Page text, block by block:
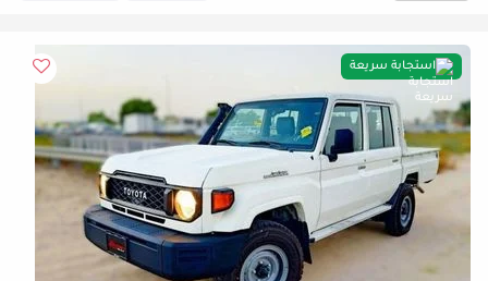
استجابة سريعة